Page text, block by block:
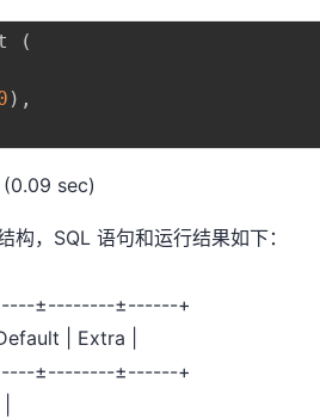
(
) ,
sec)
，SQL 语句和运行结果如下：
±--------±------+
| Extra |
±--------±------+